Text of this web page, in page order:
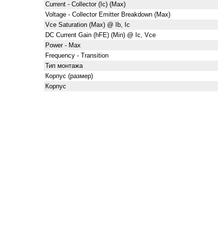
Current - Collector (Ic) (Max)
Voltage - Collector Emitter Breakdown (Max)
Vce Saturation (Max) @ Ib, Ic
DC Current Gain (hFE) (Min) @ Ic, Vce
Power - Max
Frequency - Transition
Тип монтажа
Корпус (размер)
Корпус